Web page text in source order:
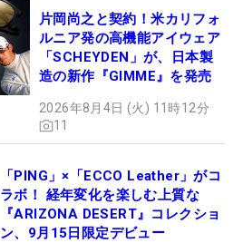
片岡尚之と契約！米カリフォ
ルニア発の高機能アイウェア
「SCHEYDEN」が、日本製
造の新作『GIMME』を発売
2026年8月4日 (火) 11時12分
11
「PING」×「ECCO Leather」がコ
ラボ！ 経年変化を楽しむ上質な
『ARIZONA DESERT』コレクショ
ン、9月15日限定デビュー